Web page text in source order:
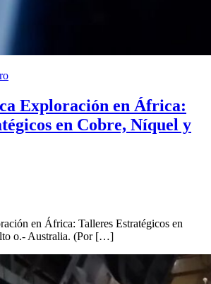
Exploración en África:
en Cobre, Níquel y
en África: Talleres Estratégicos en
o.- Australia. (Por […]